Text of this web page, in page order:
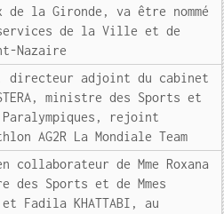
de la Gironde, va être nommé
de la Ville et de
Nazaire
directeur adjoint du cabinet
ministre des Sports et
rejoint
AG2R La Mondiale Team
collaborateur de Mme Roxana
des Sports et de Mmes
et Fadila KHATTABI, au